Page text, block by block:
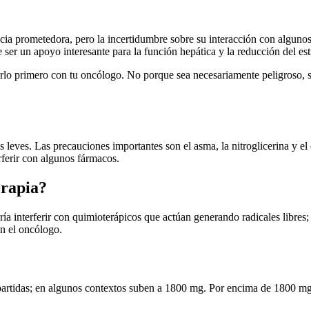
prometedora, pero la incertidumbre sobre su interacción con
un apoyo interesante para la función hepática y la reducción del
primero con tu oncólogo. No porque sea necesariamente
Las precauciones importantes son el asma, la nitroglicerina y
con algunos fármacos.
con quimioterápicos que actúan generando radicales
el oncólogo.
en algunos contextos suben a 1800 mg. Por encima de 1800